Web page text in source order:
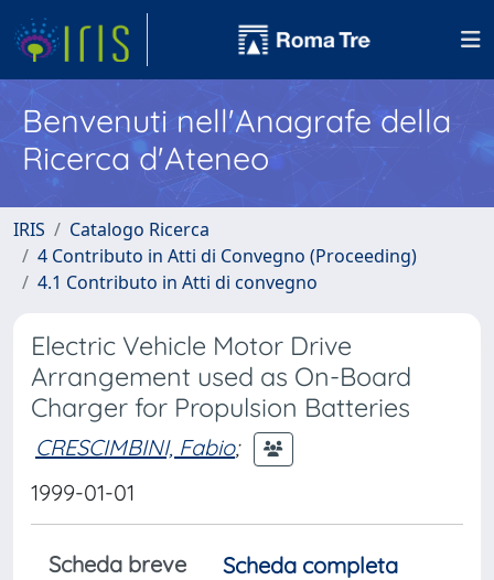
Benvenuti nell'Anagrafe della
Ricerca d'Ateneo
IRIS
Catalogo Ricerca
4 Contributo in Atti di Convegno (Proceeding)
4.1 Contributo in Atti di convegno
Electric Vehicle Motor Drive
Arrangement used as On-Board
Charger for Propulsion Batteries
CRESCIMBINI, Fabio;
1999-01-01
Scheda breve
Scheda completa